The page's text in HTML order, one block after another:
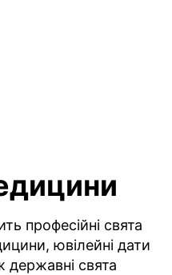
професійні свята
ювілейні дати
державні свята